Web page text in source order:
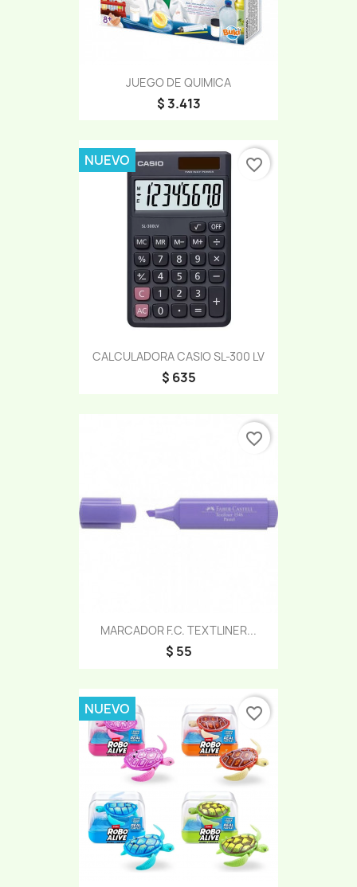
JUEGO DE QUIMICA
$ 3.413
CALCULADORA CASIO SL-300 LV
$ 635
NUEVO favorite_border
MARCADOR F.C. TEXTLINER...
$ 55
favorite_border
NUEVO favorite_border